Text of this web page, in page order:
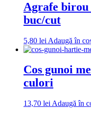
Agrafe birou
buc/cut
5,80 lei Adaugă în
Cos gunoi
culori
13,70 lei Adaugă în